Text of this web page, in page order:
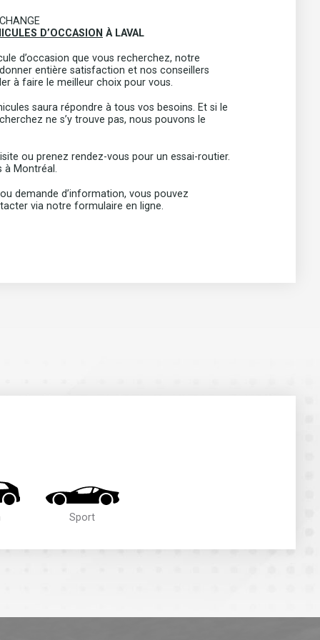
D’OCCASION À LAVAL
d’occasion que vous recherchez, notre
entière satisfaction et nos conseillers
à faire le meilleur choix pour vous.
saura répondre à tous vos besoins. Et si le
ne s’y trouve pas, nous pouvons le
ou prenez rendez-vous pour un essai-routier.
à Montréal.
demande d’information, vous pouvez
via notre formulaire en ligne.
Sport